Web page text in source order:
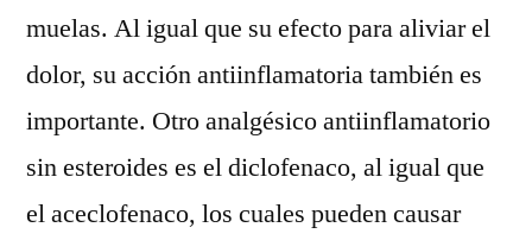
muelas. Al igual que su efecto para aliviar el
dolor, su acción antiinflamatoria también es
importante. Otro analgésico antiinflamatorio
sin esteroides es el diclofenaco, al igual que
el aceclofenaco, los cuales pueden causar